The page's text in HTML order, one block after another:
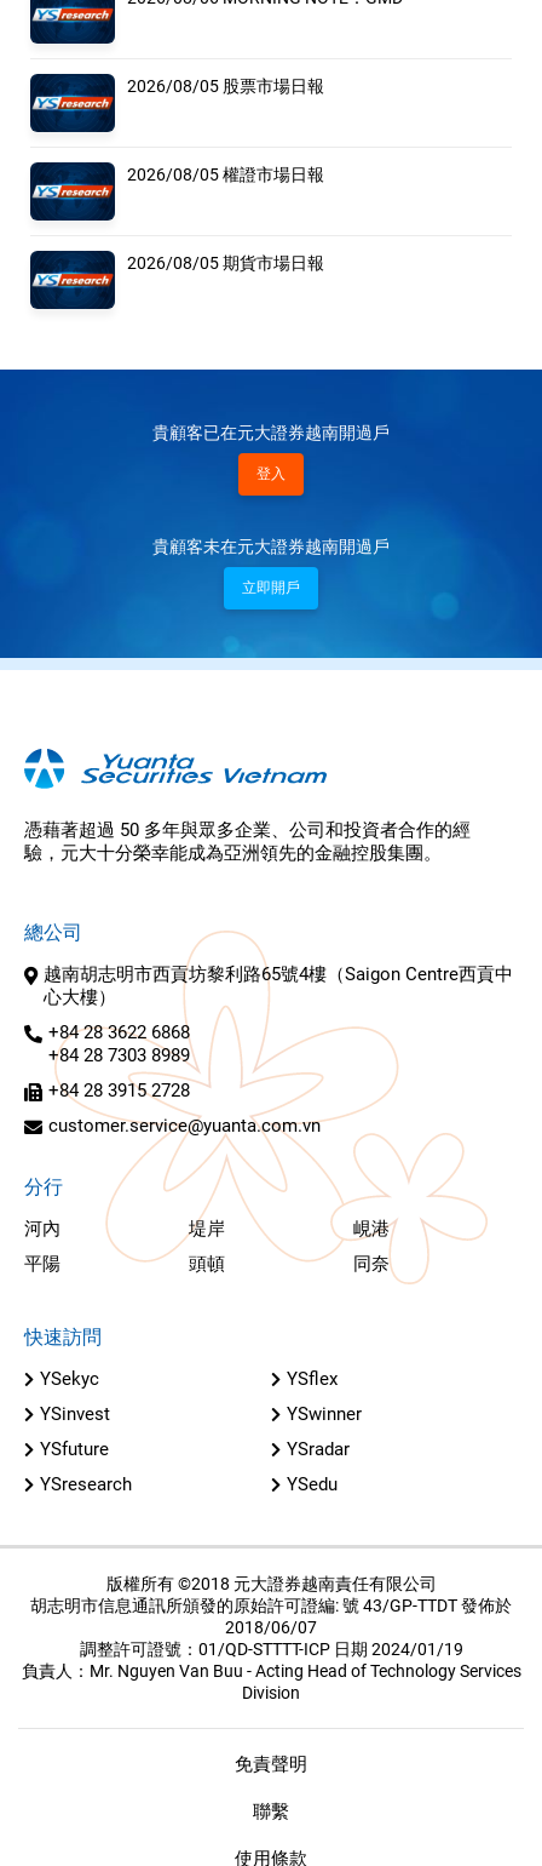
2026/08/05 股票市場日報
2026/08/05 權證市場日報
2026/08/05 期貨市場日報
貴顧客已在元大證券越南開過戶
登入
貴顧客未在元大證券越南開過戶
立即開戶
憑藉著超過 50 多年與眾多企業、公司和投資者合作的經
驗，元大十分榮幸能成為亞洲領先的金融控股集團。
總公司
越南胡志明市西貢坊黎利路65號4樓（Saigon Centre西貢中
心大樓）
+84 28 3622 6868
+84 28 7303 8989
+84 28 3915 2728
customer.service@yuanta.com.vn
分行
河內 堤岸
峴港
平陽
頭頓 同奈
快速訪問
YSekyc
YSflex
YSinvest
YSwinner
YSfuture
YSradar
YSresearch
YSedu
版權所有 ©2018 元大證券越南責任有限公司
胡志明市信息通訊所頒發的原始許可證編: 號 43/GP-TTDT 發佈於
2018/06/07
調整許可證號：01/QD-STTTT-ICP 日期 2024/01/19
負責人：Mr. Nguyen Van Buu - Acting Head of Technology Services
Division
免責聲明
聯繫
使用條款